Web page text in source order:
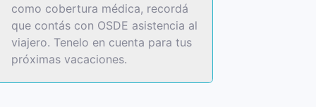
como cobertura médica, recordá
que contás con OSDE asistencia al
viajero. Tenelo en cuenta para tus
próximas vacaciones.